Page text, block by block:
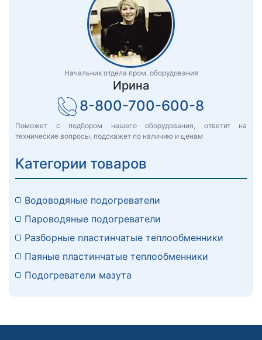
Начальник отдела пром. оборудования
Ирина
8-800-700-600-8
Поможет с подбором нашего оборудования, ответит на
технические вопросы, подскажет по наличию и ценам
Категории товаров
Водоводяные подогреватели
Пароводяные подогреватели
Разборные пластинчатые теплообменники
Паяные пластинчатые теплообменники
Подогреватели мазута